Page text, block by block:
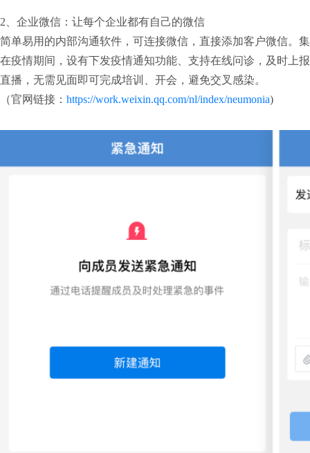
2、企业微信：让每个企业都有自己的微信
简单易用的内部沟通软件，可连接微信，直接添加客户微信。
在疫情期间，设有下发疫情通知功能、支持在线问诊，及时上
直播，无需见面即可完成培训、开会，避免交叉感染。
（官网链接： https://work.weixin.qq.com/nl/index/neumonia)